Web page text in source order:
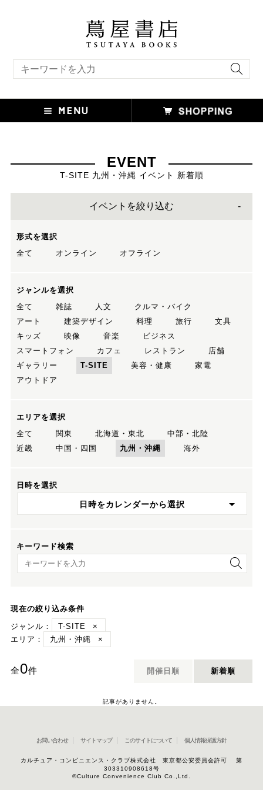
EVENT
T-SITE 九州・沖縄 イベント 新着順
イベントを絞り込む
形式を選択
全て
オンライン オフライン
ジャンルを選択
全て
雑誌 人文
クルマ・バイク
アート
建築デザイン 料理 旅行
文具
キッズ
映像 音楽
ビジネス
スマートフォン
カフェ レストラン
店舗
ギャラリー
T-SITE 美容・健康
家電
アウトドア
エリアを選択
全て
関東 北海道・東北
中部・北陸
近畿
中国・四国 九州・沖縄 海外
日時を選択
日時をカレンダーから選択
キーワード検索
キーワード検索
現在の絞り込み条件
ジャンル：
T-SITE
×
エリア：
九州・沖縄 ×
全0件 開催日順 新着順
記事がありません。
お問い合わせ サイトマップ このサイトについて 個人情報保護方針
カルチュア・コンビニエンス・クラブ株式会社 東京都公安委員会許可 第
303310908618号
©Culture Convenience Club Co.,Ltd.